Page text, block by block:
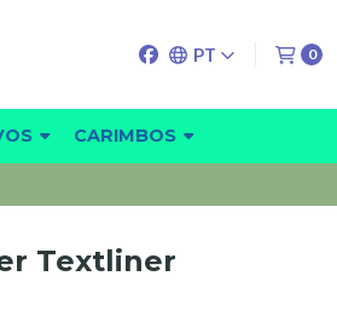
PT 0
CARIMBOS
Textliner